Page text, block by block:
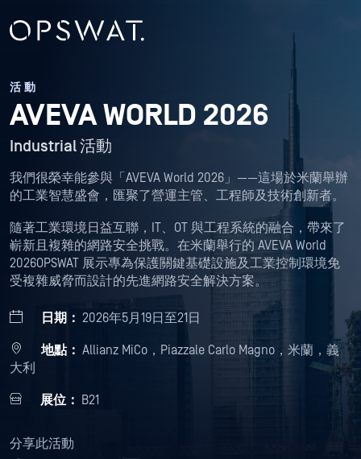
活動
AVEVA WORLD 2026
Industrial 活動
我們很榮幸能參與「AVEVA World 2026」——這場於米蘭舉辦
的工業智慧盛會，匯聚了營運主管、工程師及技術創新者。
隨著工業環境日益互聯，IT、OT 與工程系統的融合，帶來了
嶄新且複雜的網路安全挑戰。在米蘭舉行的 AVEVA World
2026OPSWAT 展示專為保護關鍵基礎設施及工業控制環境免
受複雜威脅而設計的先進網路安全解決方案。
日期： 2026年5月19日至21日
地點： Allianz MiCo，Piazzale Carlo Magno，米蘭，義
大利
展位： B21
分享此活動